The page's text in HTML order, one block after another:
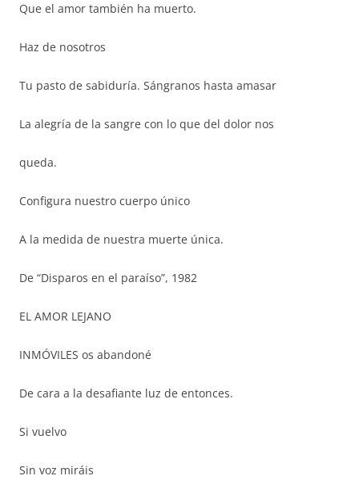
Que el amor también ha muerto.
Haz de nosotros
Tu pasto de sabiduría. Sángranos hasta amasar
La alegría de la sangre con lo que del dolor nos
queda.
Configura nuestro cuerpo único
A la medida de nuestra muerte única.
De “Disparos en el paraíso”, 1982
EL AMOR LEJANO
INMÓVILES os abandoné
De cara a la desafiante luz de entonces.
Si vuelvo
Sin voz miráis